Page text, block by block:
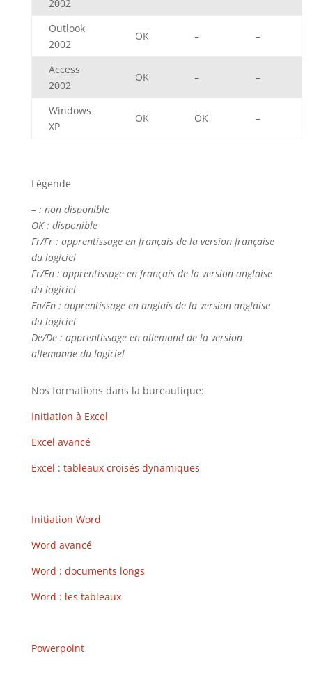
2002
Outlook
2002
OK – –
Access
2002
OK – –
Windows
XP
OK OK –
Légende
– : non disponible
OK : disponible
Fr/Fr : apprentissage en français de la version française
du logiciel
Fr/En : apprentissage en français de la version anglaise
du logiciel
En/En : apprentissage en anglais de la version anglaise
du logiciel
De/De : apprentissage en allemand de la version
allemande du logiciel
Nos formations dans la bureautique:
Initiation à Excel
Excel avancé
Excel : tableaux croisés dynamiques
Initiation Word
Word avancé
Word : documents longs
Word : les tableaux
Powerpoint